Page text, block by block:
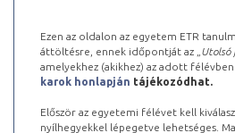
Ezen az oldalon az egyetem ETR
áttöltésre, ennek időpontját az „ Utolsó
amelyekhez (akikhez) az adott
karok honlapján tájékozódhat.
Először az egyetemi félévet kell
nyílhegyekkel lépegetve lehetséges.